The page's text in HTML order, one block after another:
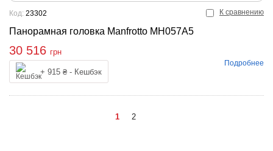
К сравнению
Панорамная головка Manfrotto MH057A5
Код: 23302
30 516 грн
+ 915 ₴ - Кешбэк
Подробнее
1 2